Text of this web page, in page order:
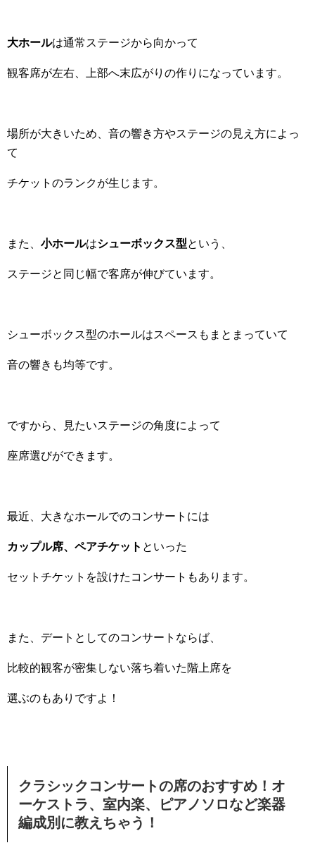
大ホールは通常ステージから向かって
観客席が左右、上部へ末広がりの作りになっています。
場所が大きいため、音の響き方やステージの見え方によっ
て
チケットのランクが生じます。
また、 小ホールはシューボックス型という、
ステージと同じ幅で客席が伸びています。
シューボックス型のホールはスペースもまとまっていて
音の響きも均等です。
ですから、見たいステージの角度によって
座席選びができます。
最近、大きなホールでのコンサートには
カップル席、ペアチケット といった
セットチケットを設けたコンサートもあります。
また、デートとしてのコンサートならば、
比較的観客が密集しない落ち着いた階上席を
選ぶのもありですよ！
クラシックコンサートの席のおすすめ！オ
ーケストラ、室内楽、ピアノソロなど楽器
編成別に教えちゃう！